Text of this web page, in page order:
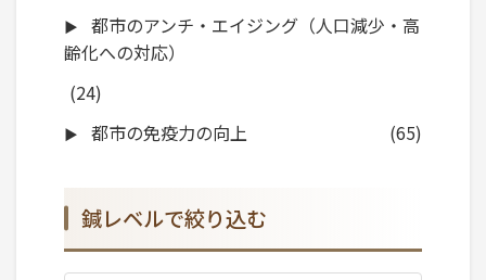
都市のアンチ・エイジング（人口減少・高
齢化への対応）
(24)
都市の免疫力の向上
(65)
鍼レベルで絞り込む